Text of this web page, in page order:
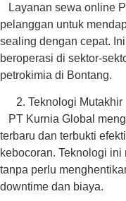
Layanan sewa online
pelanggan untuk
sealing dengan cepat.
beroperasi di sektor-
petrokimia di Bontang.
Teknologi Mutakhir
PT Kurnia Global
terbaru dan terbukti
kebocoran. Teknologi
tanpa perlu
downtime dan biaya.